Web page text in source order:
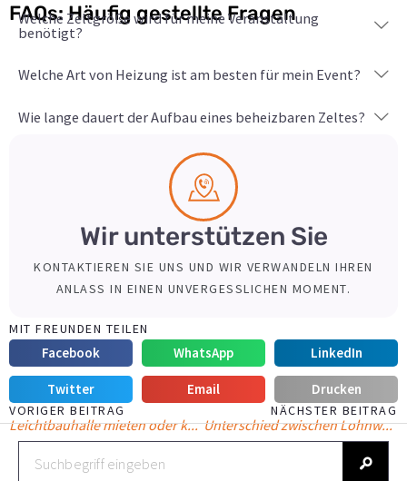
FAQs: Häufig gestellte Fragen
Welche Zeltgröße wird für meine Veranstaltung
benötigt?
Welche Art von Heizung ist am besten für mein Event?
Wie lange dauert der Aufbau eines beheizbaren Zeltes?
Wir unterstützen Sie
KONTAKTIEREN SIE UNS UND WIR VERWANDELN IHREN
ANLASS IN EINEN UNVERGESSLICHEN MOMENT.
MIT FREUNDEN TEILEN
Facebook WhatsApp LinkedIn
Twitter Email Drucken
VORIGER BEITRAG
Leichtbauhalle mieten oder kaufen: Vor- und Nachteile für Unternehmen
NÄCHSTER BEITRAG
Unterschied zwischen Lohnwäsche & Mietwäsche: Was Sie wissen müssen
S